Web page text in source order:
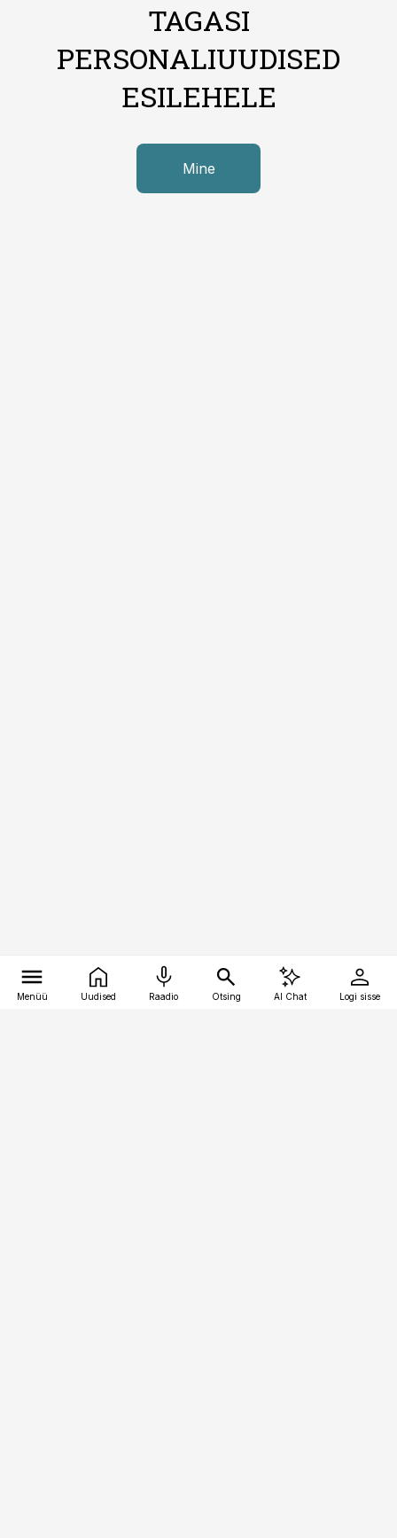
TAGASI
PERSONALIUUDISED
ESILEHELE
Mine
Menüü Uudised Raadio Otsing AI Chat Logi sisse